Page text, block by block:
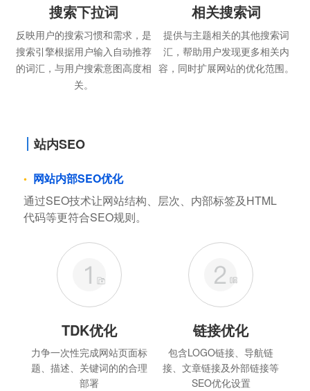
搜索下拉词
反映用户的搜索习惯和需求，是
搜索引擎根据用户输入自动推荐
的词汇，与用户搜索意图高度相
关。
相关搜索词
提供与主题相关的其他搜索词
汇，帮助用户发现更多相关内
容，同时扩展网站的优化范围。
站内SEO
网站内部SEO优化
通过SEO技术让网站结构、层次、内部标签及HTML
代码等更符合SEO规则。
TDK优化
力争一次性完成网站页面标
题、描述、关键词的的合理
部署
链接优化
包含LOGO链接、导航链
接、文章链接及外部链接等
SEO优化设置